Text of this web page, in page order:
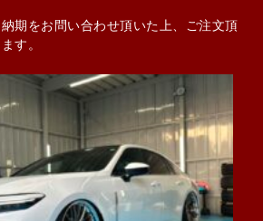
期をお問い合わせ頂いた上、ご注文頂
す。